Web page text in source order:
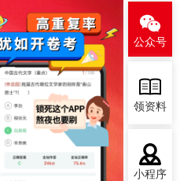
公众号
领资料
小程序